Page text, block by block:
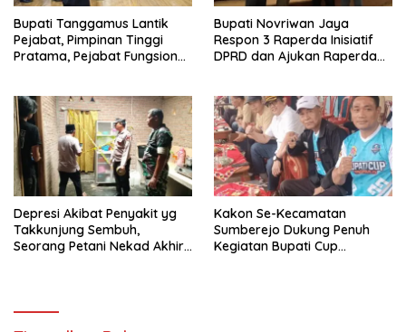
Bupati Tanggamus Lantik
Pejabat, Pimpinan Tinggi
Pratama, Pejabat Fungsional,
Bupati Novriwan Jaya
Respon 3 Raperda Inisiatif
DPRD dan Ajukan Raperda
Depresi Akibat Penyakit yg
Takkunjung Sembuh,
Seorang Petani Nekad Akhiri
Kakon Se-Kecamatan
Sumberejo Dukung Penuh
Kegiatan Bupati Cup